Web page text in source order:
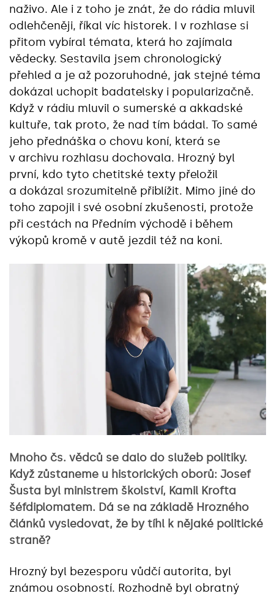
naživo. Ale i z toho je znát, že do rádia mluvil
odlehčeněji, říkal víc historek. I v rozhlase si
přitom vybíral témata, která ho zajímala
vědecky. Sestavila jsem chronologický
přehled a je až pozoruhodné, jak stejné téma
dokázal uchopit badatelsky i popularizačně.
Když v rádiu mluvil o sumerské a akkadské
kultuře, tak proto, že nad tím bádal. To samé
jeho přednáška o chovu koní, která se
v archivu rozhlasu dochovala. Hrozný byl
první, kdo tyto chetitské texty přeložil
a dokázal srozumitelně přiblížit. Mimo jiné do
toho zapojil i své osobní zkušenosti, protože
při cestách na Předním východě i během
výkopů kromě v autě jezdil též na koni.
Mnoho čs. vědců se dalo do služeb politiky.
Když zůstaneme u historických oborů: Josef
Šusta byl ministrem školství, Kamil Krofta
šéfdiplomatem. Dá se na základě Hrozného
článků vysledovat, že by tíhl k nějaké politické
straně?
Hrozný byl bezesporu vůdčí autorita, byl
známou osobností. Rozhodně byl obratný